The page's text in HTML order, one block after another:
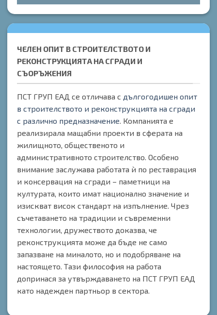
ЧЕЛЕН ОПИТ В СТРОИТЕЛСТВОТО И
РЕКОНСТРУКЦИЯТА НА СГРАДИ И
СЪОРЪЖЕНИЯ
ПСТ ГРУП ЕАД се отличава с дългогодишен опит
в строителството и реконструкцията на сгради
с различно предназначение . Компанията е
реализирала мащабни проекти в сферата на
жилищното, общественото и
административното строителство. Особено
внимание заслужава работата ѝ по реставрация
и консервация на сгради – паметници на
културата, които имат национално значение и
изискват висок стандарт на изпълнение. Чрез
съчетаването на традиции и съвременни
технологии, дружеството доказва, че
реконструкцията може да бъде не само
запазване на миналото, но и подобряване на
настоящето. Тази философия на работа
допринася за утвърждаването на ПСТ ГРУП ЕАД
като надежден партньор в сектора.